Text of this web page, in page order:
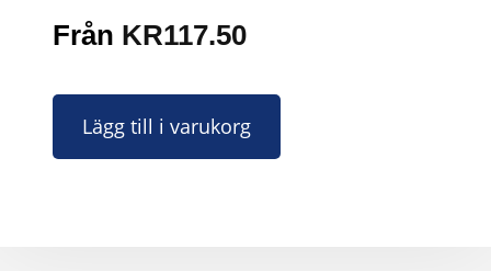
Från 117.50
KR
Lägg till i varukorg